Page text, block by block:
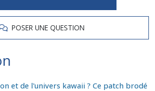
POSER UNE QUESTION
et de l'univers kawaii ? Ce patch brodé